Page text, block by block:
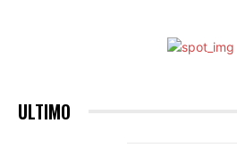
ULTIMO